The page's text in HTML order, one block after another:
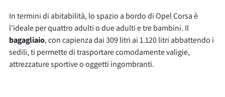
In termini di abitabilità, lo spazio a bordo di Opel Corsa è
l’ideale per quattro adulti o due adulti e tre bambini. Il
bagagliaio, con capienza dai 309 litri ai 1.120 litri abbattendo i
sedili, ti permette di trasportare comodamente valigie,
attrezzature sportive o oggetti ingombranti.